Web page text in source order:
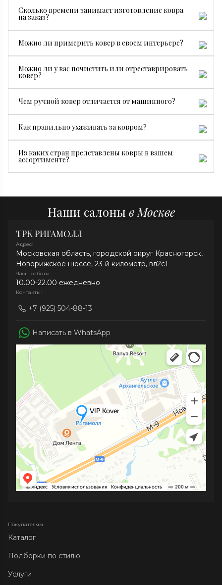
Сколько времени занимает изготовление ковра
на заказ?
производства. В среднем изготовление занимает от 3
месяцев.
Можно ли примерить ковер в своем интерьере?
примерку, чтобы вы могли посмотреть, как он будет
Можно ли у вас почистить или отреставрировать
ковер?
реставрации ковров.
Чем ручной ковер отличается от машинного?
он долговечнее, ценнее и уникален. Машинные
ковры производятся серийно и стоят дешевле.
Как правильно ухаживать за ковром?
турбощетки и средств без хлора. При необходимости
Из каких стран представлены ковры в вашем
ассортименте?
Наши салоны в Москве
ТРК РИГАМОЛЛ
Адрес:
Московская область, городской округ Красногорск,
Новорижское шоссе, 23-й километр, вл2с1
Часы работы:
10.00-22.00 ежедневно
Контакты:
+7 (925) 504-88-13
Написать в WhatsApp
Покупателям
Каталог
Подборки по стилю
Услуги